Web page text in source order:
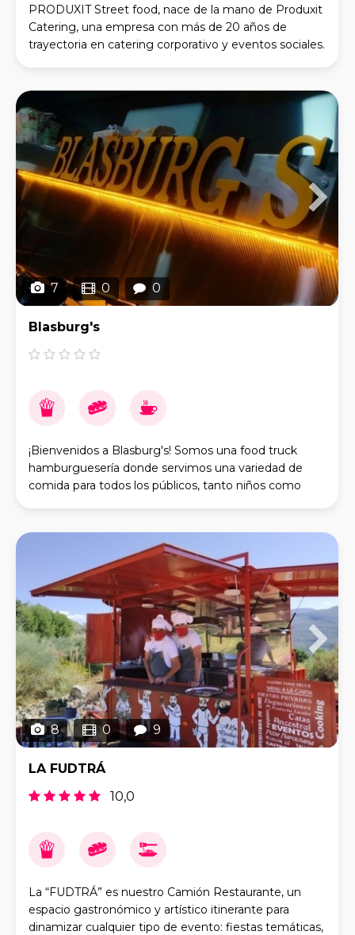
PRODUXIT Street food, nace de la mano de Produxit
Catering, una empresa con más de 20 años de
trayectoria en catering corporativo y eventos sociales.
7 0 0
Blasburg's
¡Bienvenidos a Blasburg's! Somos una food truck
hamburguesería donde servimos una variedad de
comida para todos los públicos, tanto niños como
8 0 9
LA FUDTRÁ
10,0
La “FUDTRÁ” es nuestro Camión Restaurante, un
espacio gastronómico y artístico itinerante para
dinamizar cualquier tipo de evento: fiestas temáticas,